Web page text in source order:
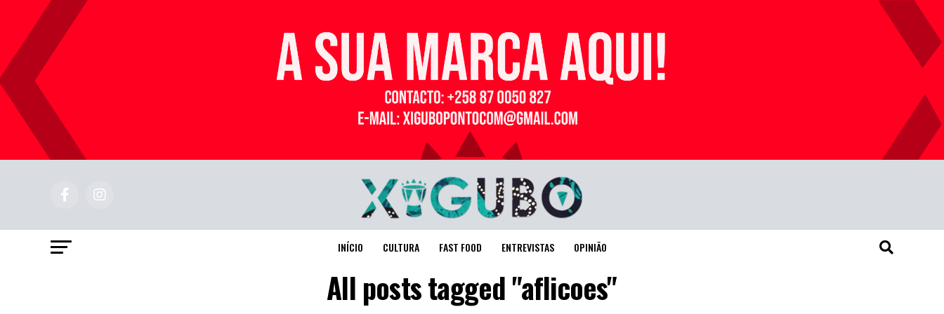
Publicidade
INÍCIO CULTURA FAST FOOD ENTREVISTAS OPINIÃO
All posts tagged "aflicoes"